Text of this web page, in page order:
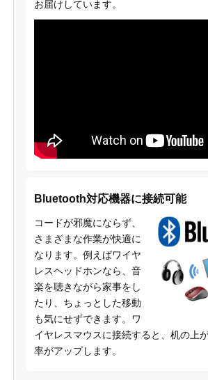
お届けしています。
Bluetooth対応機器に接続可能
コードが邪魔にならず、
さまざまな作業が快適に
なります。例えばワイヤ
レスヘッドホンなら、音
楽を聴きながら家事をし
たり、ちょっとした移動
も気にせずできます。ワ
イヤレスマウスに接続すると、机の上
率がアップします。